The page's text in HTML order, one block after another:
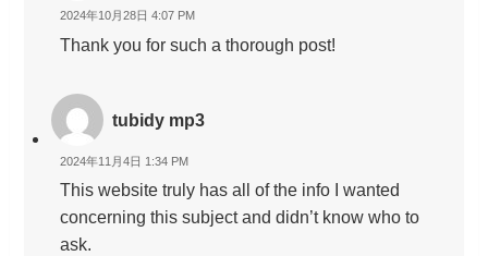
2024年10月28日 4:07 PM
Thank you for such a thorough post!
tubidy mp3
2024年11月4日 1:34 PM
This website truly has all of the info I wanted
concerning this subject and didn’t know who to
ask.